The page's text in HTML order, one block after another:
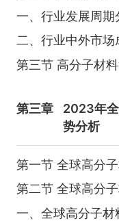
一、行业发展周期
二、行业中外市场
第三节 高分子材
第三章
2023年
势分析
第一节 全球高分
第二节 全球高分
一、全球高分子